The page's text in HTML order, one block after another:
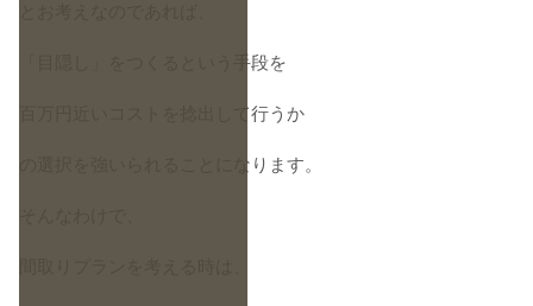
「目隠し」をつくるという手段を
百万円近いコストを捻出して行うか
の選択を強いられることになります。